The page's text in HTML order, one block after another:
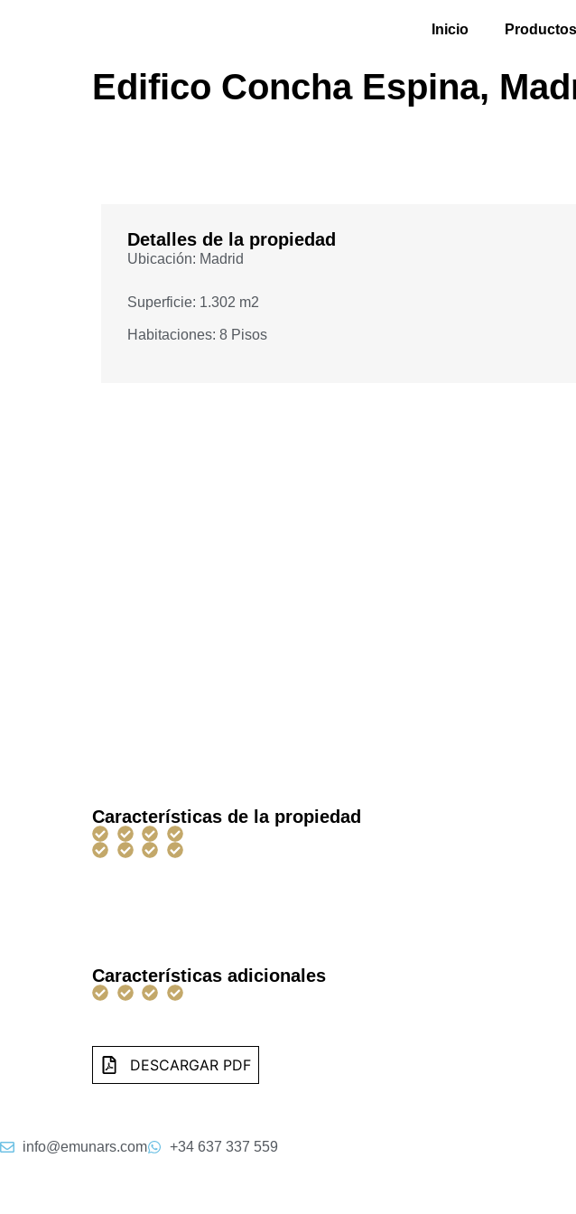
Inicio Productos
Edifico Concha Espina,
Detalles de la propiedad
Ubicación: Madrid
Superficie: 1.302 m2
Habitaciones: 8 Pisos
Características de la propiedad
Características adicionales
DESCARGAR PDF
info@emunars.com +34 637 337 559